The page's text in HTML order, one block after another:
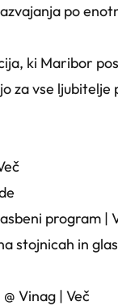
po
ki Maribor
za vse
program |
stojnicah in
Vinag | Več